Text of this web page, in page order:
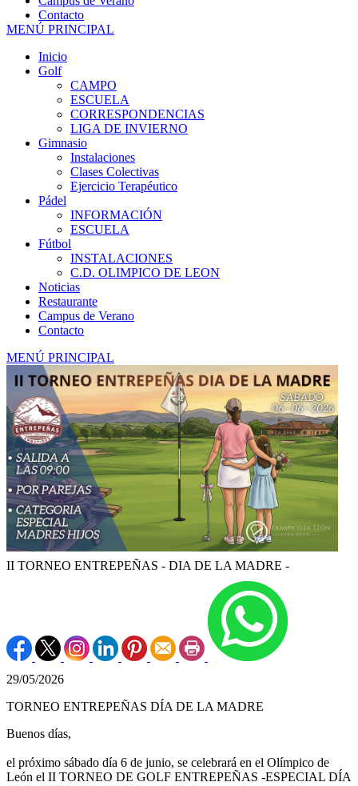
Contacto
MENÚ PRINCIPAL
Inicio
Golf
CAMPO
ESCUELA
CORRESPONDENCIAS
LIGA DE INVIERNO
Gimnasio
Instalaciones
Clases Colectivas
Ejercicio Terapéutico
Pádel
INFORMACIÓN
ESCUELA
Fútbol
INSTALACIONES
C.D. OLIMPICO DE LEON
Noticias
Restaurante
Campus de Verano
Contacto
MENÚ PRINCIPAL
II TORNEO ENTREPEÑAS - DIA DE LA MADRE -
29/05/2026
TORNEO ENTREPEÑAS DÍA DE LA MADRE
Buenos días,
el próximo sábado día 6 de junio, se celebrará en el Olímpico de
León el II TORNEO DE GOLF ENTREPEÑAS -ESPECIAL DÍA